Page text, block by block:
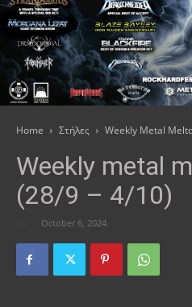
Home Στήλες Weekly Metal
Weekly metal
(28/9 – 4/10)
October 6, 2024